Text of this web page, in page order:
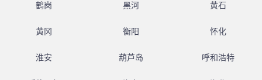
鹤岗 黑河 黄石
黄冈 衡阳 怀化
淮安 葫芦岛 呼和浩特